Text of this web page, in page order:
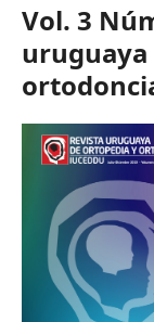
Vol. 3